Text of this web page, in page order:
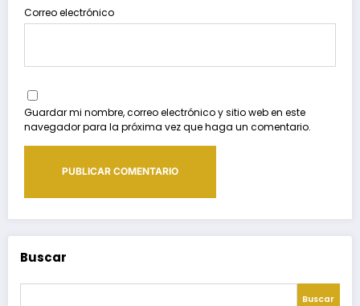
Correo electrónico
Guardar mi nombre, correo electrónico y sitio web en este
navegador para la próxima vez que haga un comentario.
Buscar
Buscar